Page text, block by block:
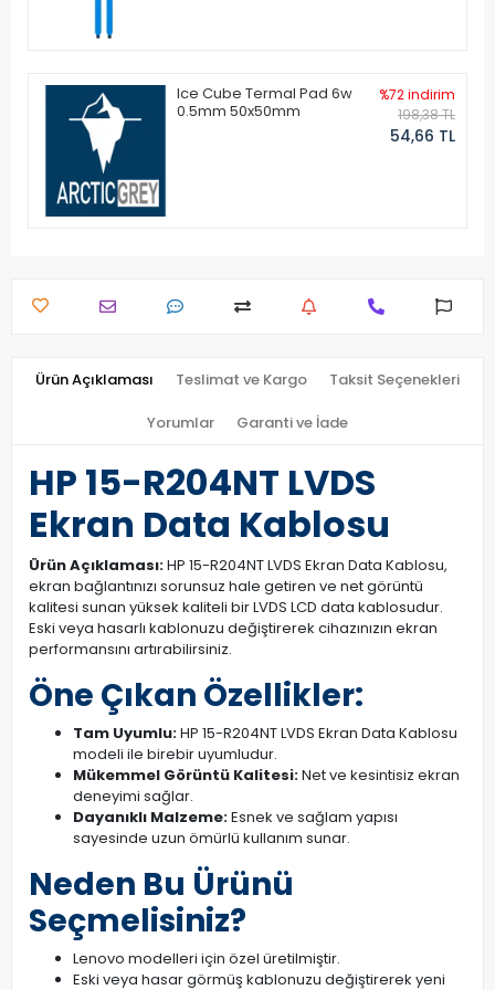
Ice Cube Termal Pad 6w
0.5mm 50x50mm
%72 indirim
198,38 TL
54,66 TL
Ürün Açıklaması Teslimat ve Kargo Taksit Seçenekleri
Yorumlar Garanti ve İade
HP 15-R204NT LVDS
Ekran Data Kablosu
Ürün Açıklaması:HP 15-R204NT LVDS Ekran Data Kablosu,
ekran bağlantınızı sorunsuz hale getiren ve net görüntü
kalitesi sunan yüksek kaliteli bir LVDS LCD data kablosudur.
Eski veya hasarlı kablonuzu değiştirerek cihazınızın ekran
performansını artırabilirsiniz.
Öne Çıkan Özellikler:
Tam Uyumlu:HP 15-R204NT LVDS Ekran Data Kablosu
modeli ile birebir uyumludur.
Mükemmel Görüntü Kalitesi:Net ve kesintisiz ekran
deneyimi sağlar.
Dayanıklı Malzeme:Esnek ve sağlam yapısı
sayesinde uzun ömürlü kullanım sunar.
Neden Bu Ürünü
Seçmelisiniz?
Lenovo modelleri için özel üretilmiştir.
Eski veya hasar görmüş kablonuzu değiştirerek yeni